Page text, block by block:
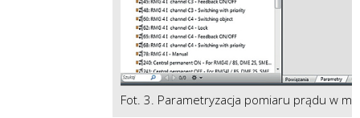
Fot. 3. Parametryzacja pomiaru prądu w